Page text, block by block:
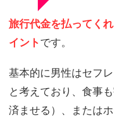
旅行代金を払ってく
イントです。
基本的に男性はセフ
と考えており、食事
済ませる）、または